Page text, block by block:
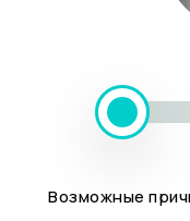
Возможные